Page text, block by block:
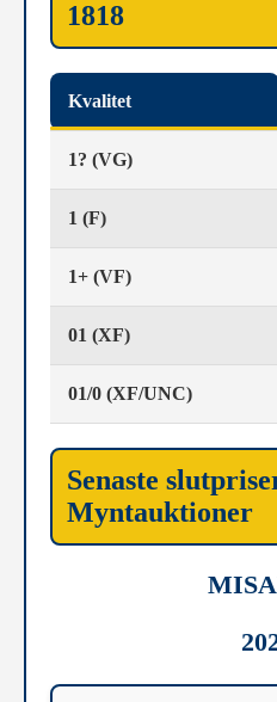
1818
Kvalitet
1? (VG)
1 (F)
1+ (VF)
01 (XF)
01/0 (XF/UNC)
Senaste
Myntauktioner